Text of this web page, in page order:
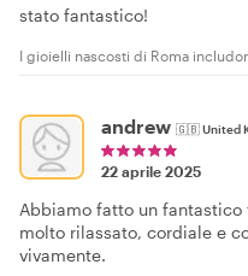
stato fantastico!
I gioielli nascosti di Roma
andrew 🇬🇧United
22 aprile 2025
Abbiamo fatto un fantastico
molto rilassato, cordiale e
vivamente.